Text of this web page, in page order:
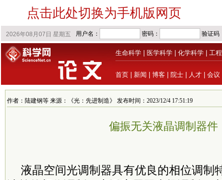
点击此处切换为手机版网页
生命科学 医学科学 化学科学 工
首页 新闻 博客 院士 人才 会议
作者：陆建钢等 来源：《光：先进制造》 发布时间：2023/12/4 17:51:19
偏振无关液晶调制器件
液晶空间光调制器具有优良的相位调制